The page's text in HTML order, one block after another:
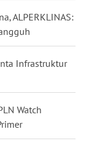
ALPERKLINAS:
Infrastruktur
Watch